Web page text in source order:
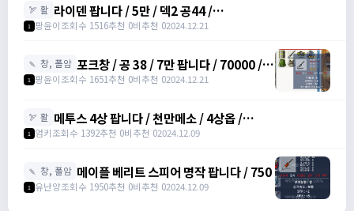
🏹 활 라이덴 팝니다 / 5만 / 덱2 공44 /
https://open.kakao.com/o/szTBqf6g
1 팡윤이조회수 1516추천 0비추천 02024.12.21
🍡 창, 폴암 포크창 / 공 38 / 7만 팝니다 / 70000 /
포크 창 /
https://open.kakao.com/o/szTBqf6g
1 팡윤이조회수 1651추천 0비추천 02024.12.21
🏹 활 메투스 4상 팝니다 / 천만메소 / 4상옵 /
https://open.kakao.com/o/srDmv3Wf
1 엄키조회수 1392추천 0비추천 02024.12.09
🍡 창, 폴암 메이플 베리트 스피어 명작 팝니다 / 750
1 유난양조회수 1950추천 0비추천 02024.12.09